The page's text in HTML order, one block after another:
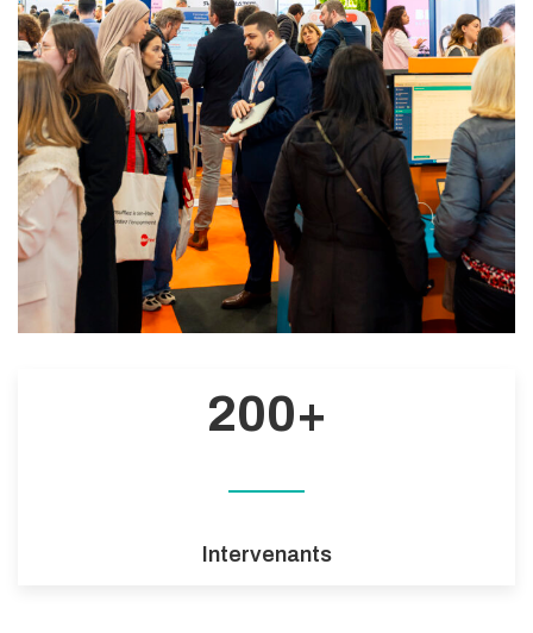
200+
Intervenants